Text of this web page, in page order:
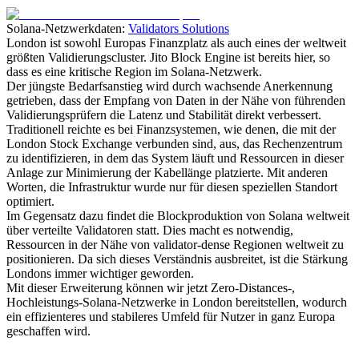
Solana-Netzwerkdaten: Validators Solutions
London ist sowohl Europas Finanzplatz als auch eines der weltweit
größten Validierungscluster. Jito Block Engine ist bereits hier, so
dass es eine kritische Region im Solana-Netzwerk.
Der jüngste Bedarfsanstieg wird durch wachsende Anerkennung
getrieben, dass der Empfang von Daten in der Nähe von führenden
Validierungsprüfern die Latenz und Stabilität direkt verbessert.
Traditionell reichte es bei Finanzsystemen, wie denen, die mit der
London Stock Exchange verbunden sind, aus, das Rechenzentrum
zu identifizieren, in dem das System läuft und Ressourcen in dieser
Anlage zur Minimierung der Kabellänge platzierte. Mit anderen
Worten, die Infrastruktur wurde nur für diesen speziellen Standort
optimiert.
Im Gegensatz dazu findet die Blockproduktion von Solana weltweit
über verteilte Validatoren statt. Dies macht es notwendig,
Ressourcen in der Nähe von validator-dense Regionen weltweit zu
positionieren. Da sich dieses Verständnis ausbreitet, ist die Stärkung
Londons immer wichtiger geworden.
Mit dieser Erweiterung können wir jetzt Zero-Distances-,
Hochleistungs-Solana-Netzwerke in London bereitstellen, wodurch
ein effizienteres und stabileres Umfeld für Nutzer in ganz Europa
geschaffen wird.